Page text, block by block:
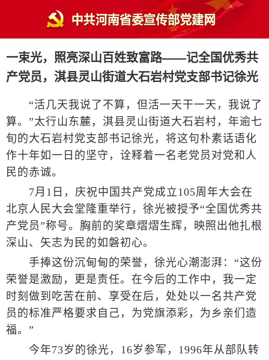
一束光，照亮深山百姓致富路——记全国优秀共
产党员，淇县灵山街道大石岩村党支部书记徐光
“活几天我说了不算，但活一天干一天，我说了
算。”太行山东麓，淇县灵山街道大石岩村，年逾七
旬的大石岩村党支部书记徐光，将这句朴素话语化
作十年如一日的坚守，诠释着一名老党员对党和人
民的赤诚。
7月1日，庆祝中国共产党成立105周年大会在
北京人民大会堂隆重举行，徐光被授予“全国优秀共
产党员”称号。胸前的奖章熠熠生辉，映照出他扎根
深山、矢志为民的如磐初心。
手捧这份沉甸甸的荣誉，徐光心潮澎湃：“这份
荣誉是激励，更是责任。在今后的工作中，我一定
时刻做到吃苦在前、享受在后，处处以一名共产党
员的标准严格要求自己，为党旗添彩，为乡亲们造
福。”
今年73岁的徐光，16岁参军，1996年从部队转